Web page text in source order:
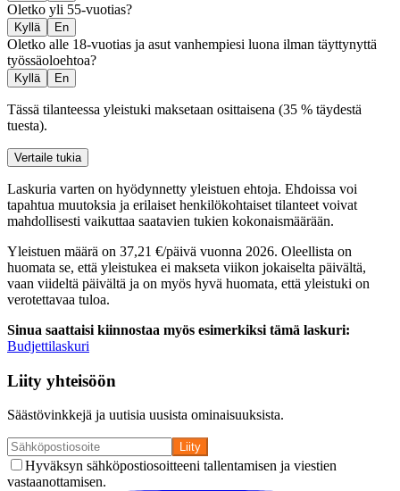
Oletko yli 55-vuotias?
Kyllä En
Oletko alle 18-vuotias ja asut vanhempiesi luona ilman täyttynyttä
työssäoloehtoa?
Kyllä En
Tässä tilanteessa yleistuki maksetaan osittaisena (35 % täydestä
tuesta).
Vertaile tukia
Laskuria varten on hyödynnetty yleistuen ehtoja. Ehdoissa voi
tapahtua muutoksia ja erilaiset henkilökohtaiset tilanteet voivat
mahdollisesti vaikuttaa saatavien tukien kokonaismäärään.
Yleistuen määrä on 37,21 €/päivä vuonna 2026. Oleellista on
huomata se, että yleistukea ei makseta viikon jokaiselta päivältä,
vaan viideltä päivältä ja on myös hyvä huomata, että yleistuki on
verotettavaa tuloa.
Sinua saattaisi kiinnostaa myös esimerkiksi tämä laskuri:
Budjettilaskuri
Liity yhteisöön
Säästövinkkejä ja uutisia uusista ominaisuuksista.
Liity
Hyväksyn sähköpostiosoitteeni tallentamisen ja viestien
vastaanottamisen.